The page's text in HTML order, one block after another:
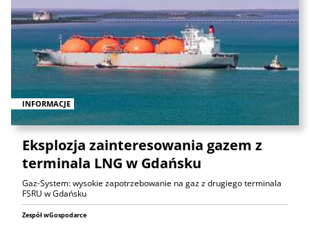
INFORMACJE
Eksplozja zainteresowania gazem z
terminala LNG w Gdańsku
Gaz-System: wysokie zapotrzebowanie na gaz z drugiego terminala
FSRU w Gdańsku
Zespół wGospodarce